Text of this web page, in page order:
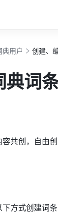
典用户 创建、
典词
共创，自由创
方式创建词条